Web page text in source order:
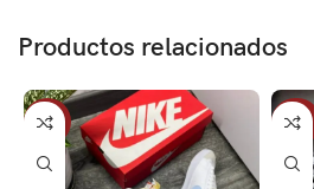
Productos relacionados
-13% -20%